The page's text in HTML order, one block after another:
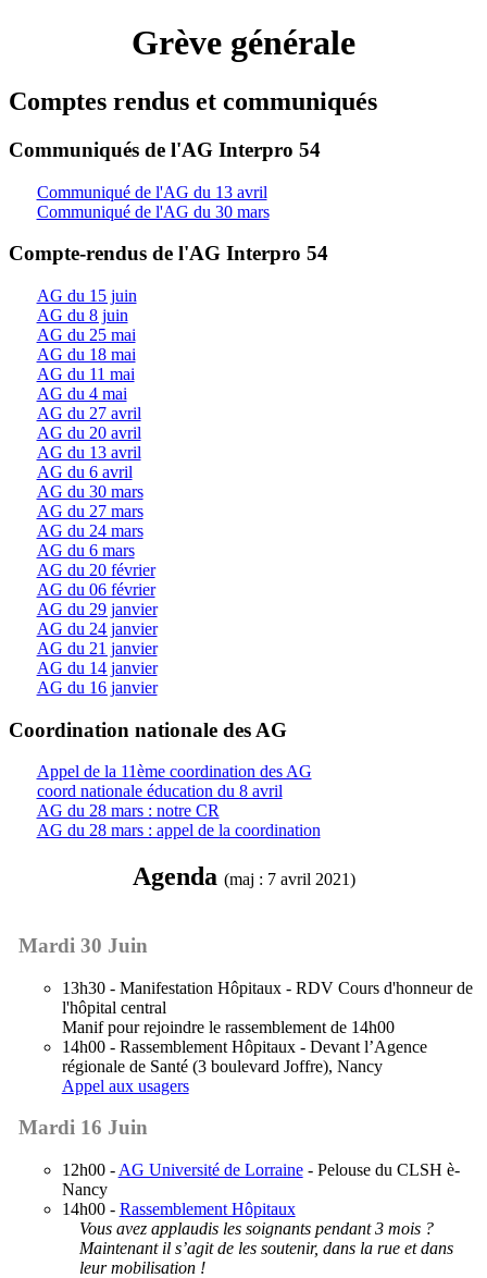
Grève générale
Comptes rendus et communiqués
Communiqués de l'AG Interpro 54
Communiqué de l'AG du 13 avril
Communiqué de l'AG du 30 mars
Compte-rendus de l'AG Interpro 54
AG du 15 juin
AG du 8 juin
AG du 25 mai
AG du 18 mai
AG du 11 mai
AG du 4 mai
AG du 27 avril
AG du 20 avril
AG du 13 avril
AG du 6 avril
AG du 30 mars
AG du 27 mars
AG du 24 mars
AG du 6 mars
AG du 20 février
AG du 06 février
AG du 29 janvier
AG du 24 janvier
AG du 21 janvier
AG du 14 janvier
AG du 16 janvier
Coordination nationale des AG
Appel de la 11ème coordination des AG
coord nationale éducation du 8 avril
AG du 28 mars : notre CR
AG du 28 mars : appel de la coordination
Agenda (maj : 7 avril 2021)
Mardi 16 Juin
12h00 - AG Université de Lorraine- Pelouse du CLSH è-
Nancy
14h00 - Rassemblement Hôpitaux
Vous avez applaudis les soignants pendant 3 mois ?
Maintenant il s’agit de les soutenir, dans la rue et dans
leur mobilisation !
Mardi 30 Juin
13h30 - Manifestation Hôpitaux - RDV Cours d'honneur de
l'hôpital central
Manif pour rejoindre le rassemblement de 14h00
14h00 - Rassemblement Hôpitaux - Devant l’Agence
régionale de Santé (3 boulevard Joffre), Nancy
Appel aux usagers